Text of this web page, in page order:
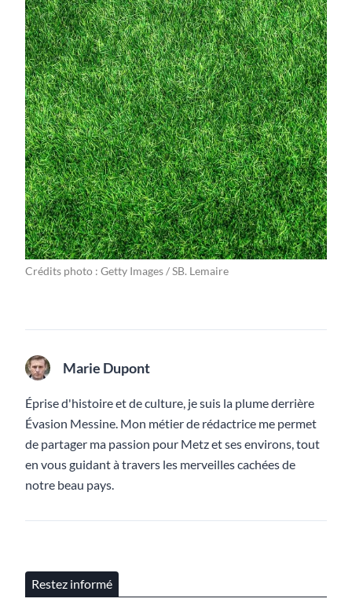
Crédits photo : Getty Images / SB. Lemaire
Marie Dupont
Éprise d'histoire et de culture, je suis la plume derrière
Évasion Messine. Mon métier de rédactrice me permet
de partager ma passion pour Metz et ses environs, tout
en vous guidant à travers les merveilles cachées de
notre beau pays.
Restez informé